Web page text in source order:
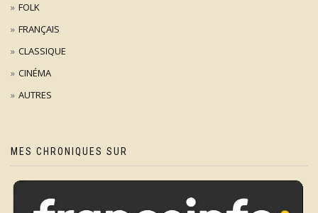
FOLK
FRANÇAIS
CLASSIQUE
CINÉMA
AUTRES
MES CHRONIQUES SUR